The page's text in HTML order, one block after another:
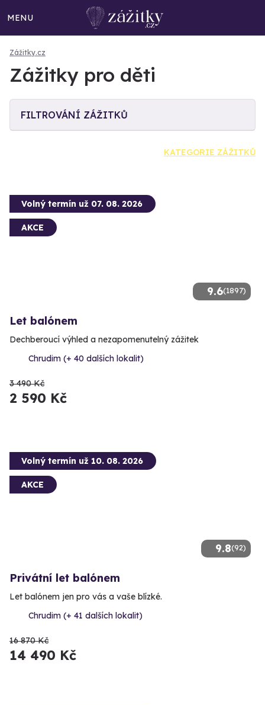
MENU
Zážitky.cz
Zážitky pro děti
FILTROVÁNÍ ZÁŽITKŮ
KATEGORIE ZÁŽITKŮ
9.6(1897)
Volný termín už 07. 08. 2026
AKCE
Let balónem
Dechberoucí výhled a nezapomenutelný zážitek
Chrudim (+ 40 dalších lokalit)
3 490 Kč
2 590 Kč
9.8(92)
Volný termín už 10. 08. 2026
AKCE
Privátní let balónem
Let balónem jen pro vás a vaše blízké.
Chrudim (+ 41 dalších lokalit)
16 870 Kč
14 490 Kč